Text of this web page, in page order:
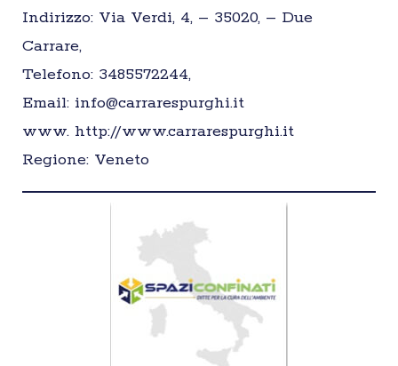
Indirizzo: Via Verdi, 4, – 35020, – Due
Carrare,
Telefono: 3485572244,
Email: info@carrarespurghi.it
www. http://www.carrarespurghi.it
Regione: Veneto